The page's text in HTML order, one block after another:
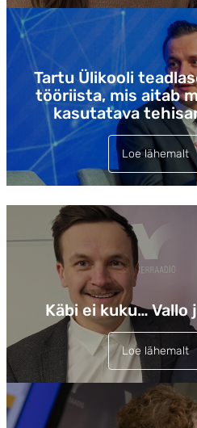
Lehed
Tartu Ülikooli
tööriista, mis aitab
kasutatava
Loe lähemalt
Lehed
Käbi ei kuku… Vallo
Loe lähemalt
Lehed